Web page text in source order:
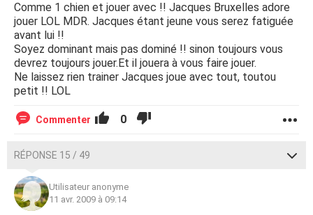
Comme 1 chien et jouer avec !! Jacques Bruxelles adore
jouer LOL MDR. Jacques étant jeune vous serez fatiguée
avant lui !!
Soyez dominant mais pas dominé !! sinon toujours vous
devrez toujours jouer.Et il jouera à vous faire jouer.
Ne laissez rien trainer Jacques joue avec tout, toutou
petit !! LOL
Commenter 0
RÉPONSE 15 / 49
Utilisateur anonyme
11 avr. 2009 à 09:14